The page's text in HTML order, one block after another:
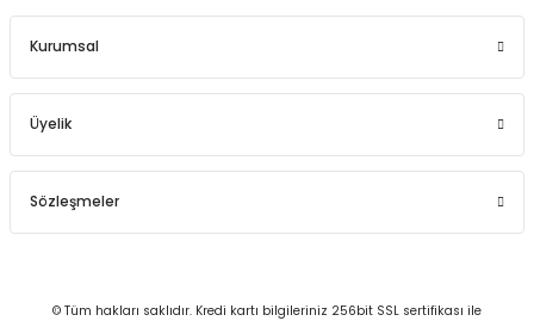
Kurumsal
Üyelik
Sözleşmeler
© Tüm hakları saklıdır. Kredi kartı bilgileriniz 256bit SSL sertifikası ile